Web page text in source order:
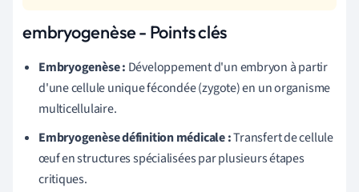
embryogenèse - Points clés
Embryogenèse : Développement d'un embryon à partir
d'une cellule unique fécondée (zygote) en un organisme
multicellulaire.
Embryogenèse définition médicale :Transfert de cellule
œuf en structures spécialisées par plusieurs étapes
critiques.